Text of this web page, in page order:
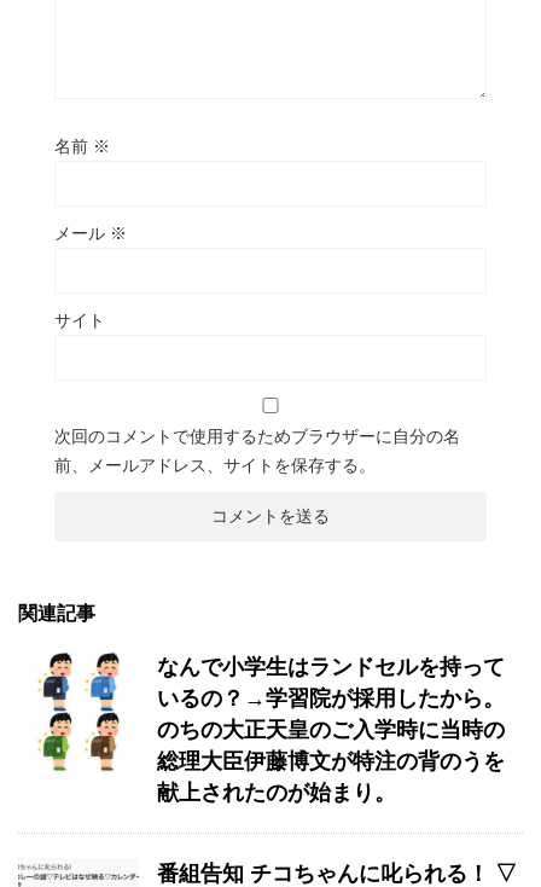
名前 ※
メール ※
サイト
次回のコメントで使用するためブラウザーに自分の名
前、メールアドレス、サイトを保存する。
関連記事
なんで小学生はランドセルを持って
いるの？→学習院が採用したから。
のちの大正天皇のご入学時に当時の
総理大臣伊藤博文が特注の背のうを
献上されたのが始まり。
番組告知 チコちゃんに叱られる！ ▽